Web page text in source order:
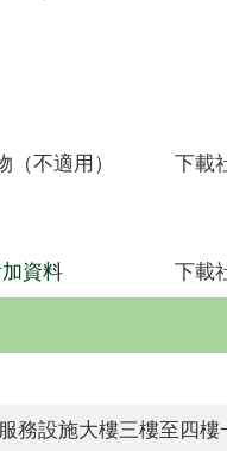
不適用） 下載
資料 下載
務設施大樓三樓至四樓